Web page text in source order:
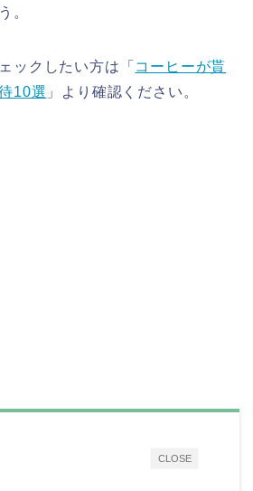
。
ックしたい方は「 コーヒーが貰
10選 」より確認ください。
CLOSE